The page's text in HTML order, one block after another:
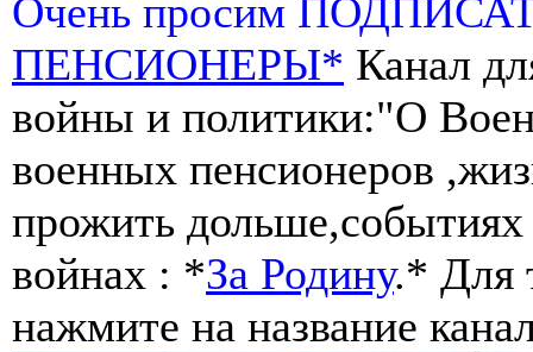
Очень просим
ПЕНСИОНЕРЫ* Канал
войны и политики:"О
военных пенсионеров
прожить
войнах : *За Родину.* Для
нажмите на название